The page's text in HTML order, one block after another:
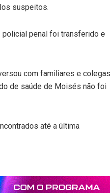
suspeitos.
policial penal foi transferido e
com familiares e colegas
de saúde de Moisés não foi
até a última